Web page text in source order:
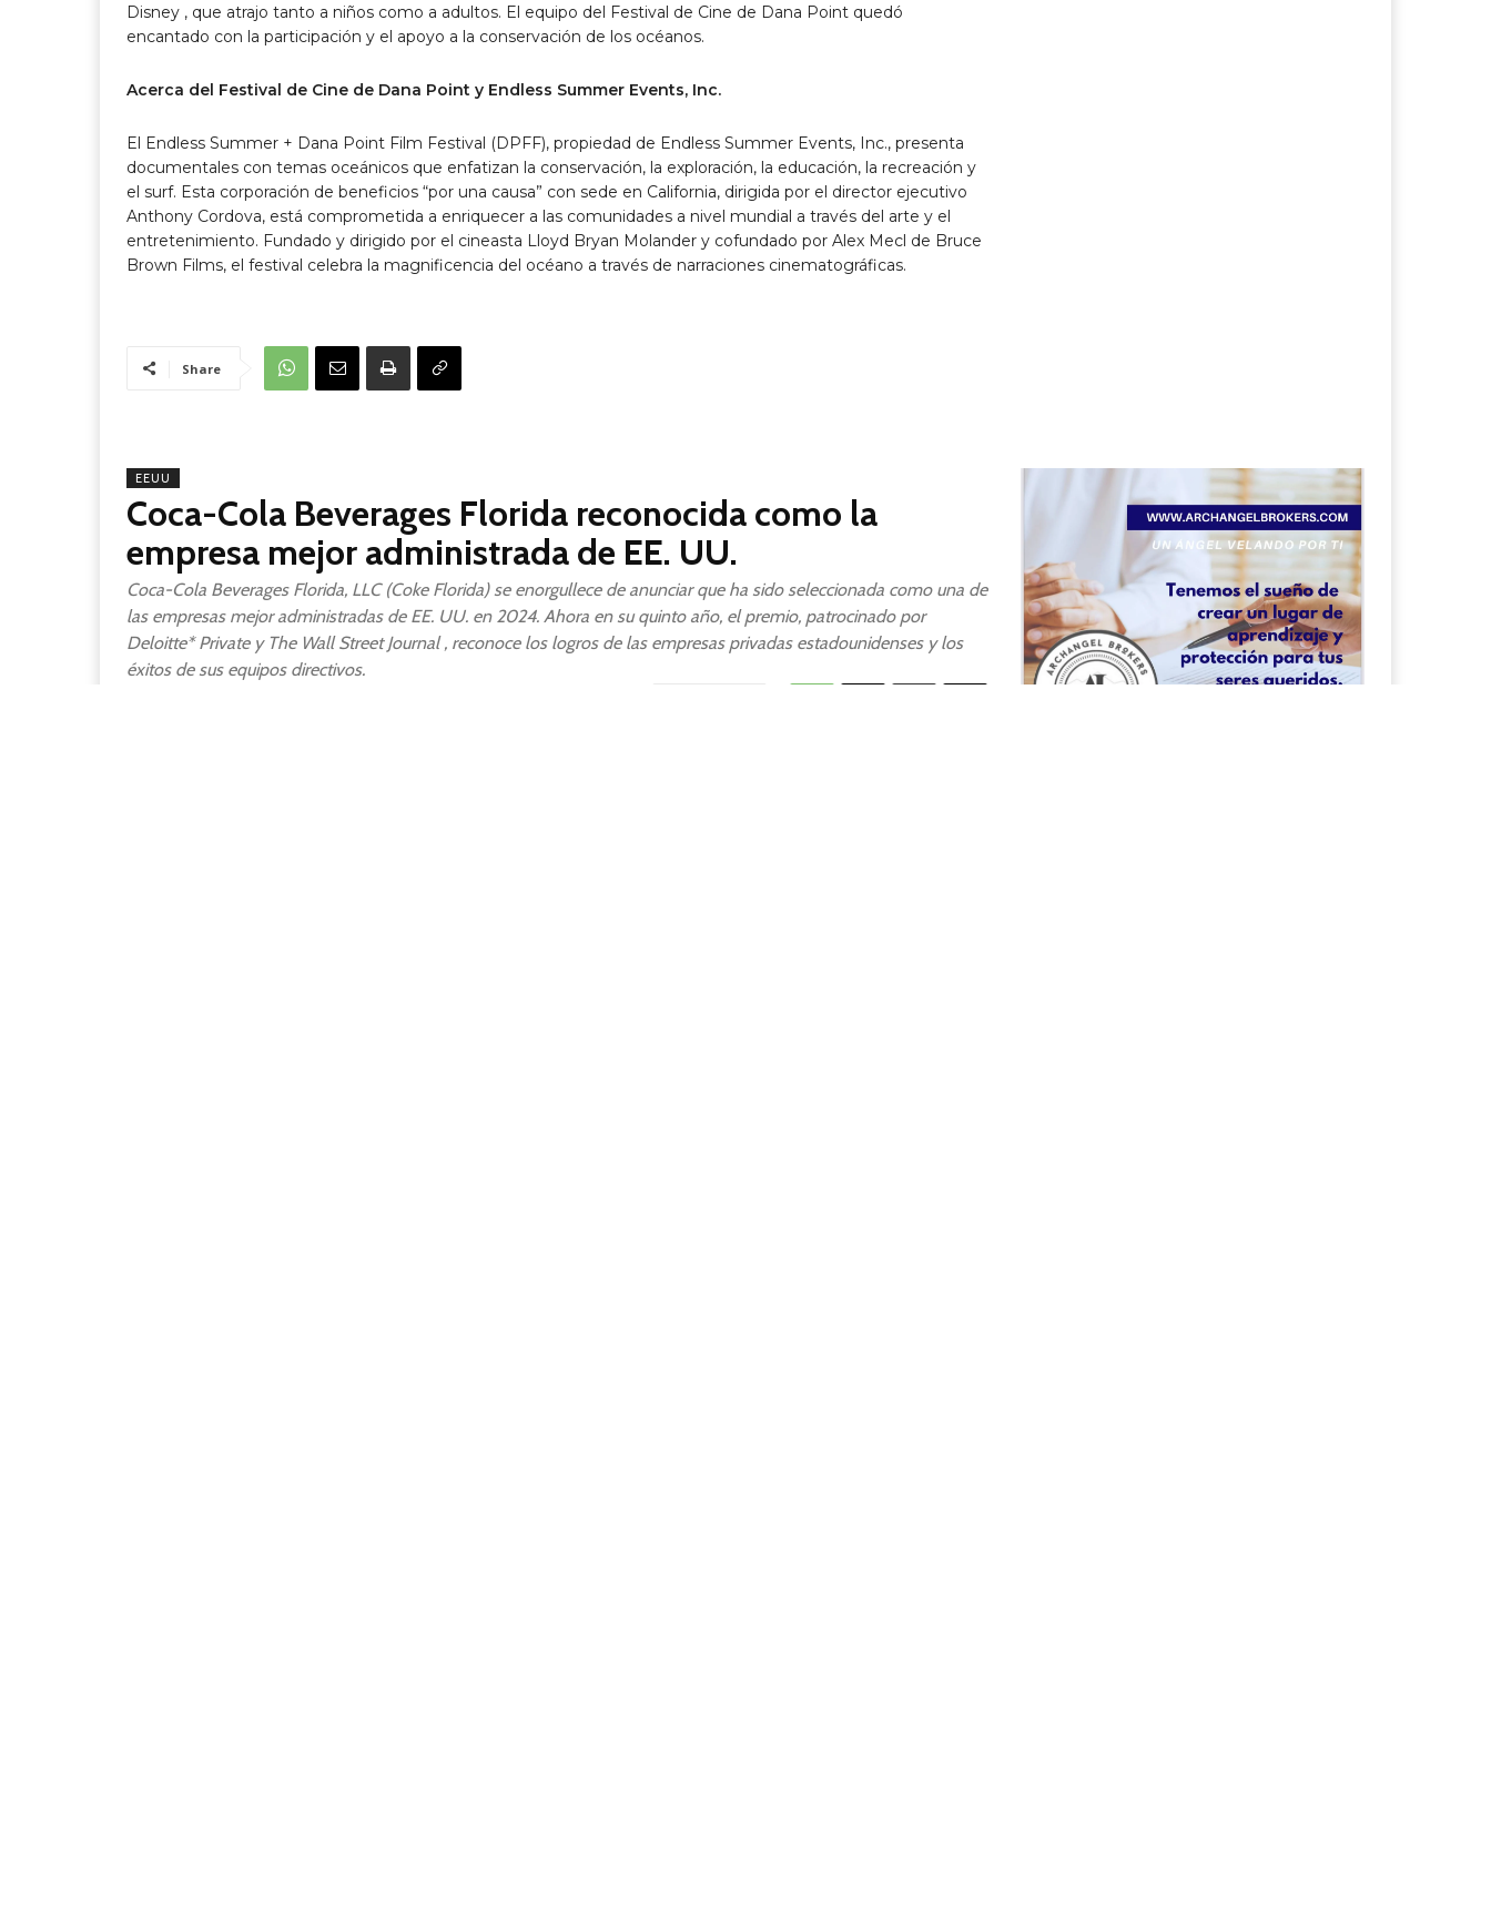
Disney , que atrajo tanto a niños como a adultos. El equipo del Festival de Cine de Dana Point quedó
encantado con la participación y el apoyo a la conservación de los océanos.
Acerca del Festival de Cine de Dana Point y Endless Summer Events, Inc.
El Endless Summer + Dana Point Film Festival (DPFF), propiedad de Endless Summer Events, Inc., presenta
documentales con temas oceánicos que enfatizan la conservación, la exploración, la educación, la recreación y
el surf. Esta corporación de beneficios “por una causa” con sede en California, dirigida por el director ejecutivo
Anthony Cordova, está comprometida a enriquecer a las comunidades a nivel mundial a través del arte y el
entretenimiento. Fundado y dirigido por el cineasta Lloyd Bryan Molander y cofundado por Alex Mecl de Bruce
Brown Films, el festival celebra la magnificencia del océano a través de narraciones cinematográficas.
Share